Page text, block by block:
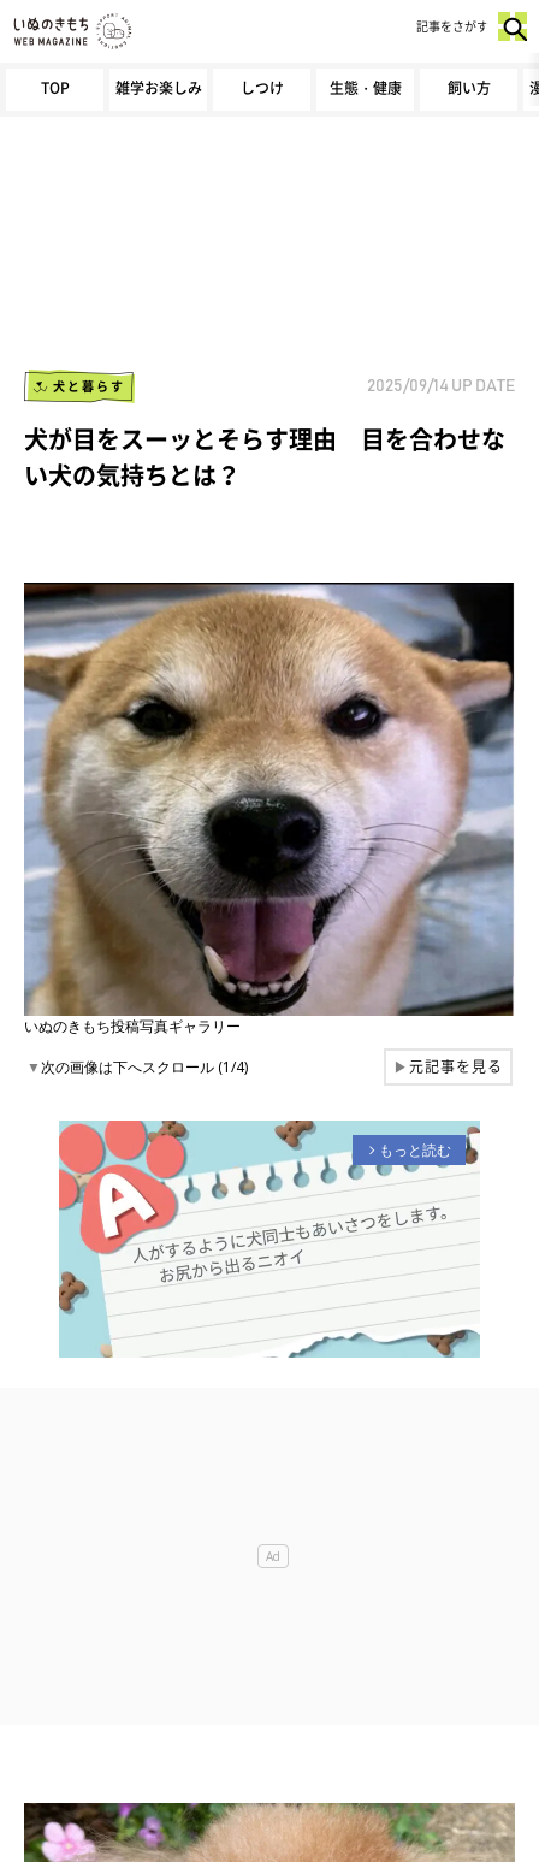
TOP 雑学お楽しみ しつけ 生態・健康 飼い方
記事をさがす
犬と暮らす 2025/09/14 UP DATE
犬が目をスーッとそらす理由 目を合わせな
い犬の気持ちとは？
いぬのきもち投稿写真ギャラリー
▼次の画像は下へスクロール (1/4) ▶元記事を見る
arrow_forward_ios もっと読む